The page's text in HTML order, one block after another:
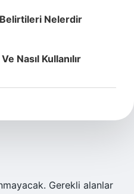
Belirtileri Nelerdir
Nasıl Kullanılır
Gerekli alanlar